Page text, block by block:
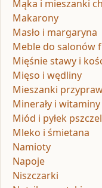
Mąka i mieszanki
Makarony
Masło i margaryna
Meble do salonów
Mięśnie stawy i
Mięso i wędliny
Mieszanki
Minerały i witaminy
Miód i pyłek
Mleko i śmietana
Namioty
Napoje
Niszczarki